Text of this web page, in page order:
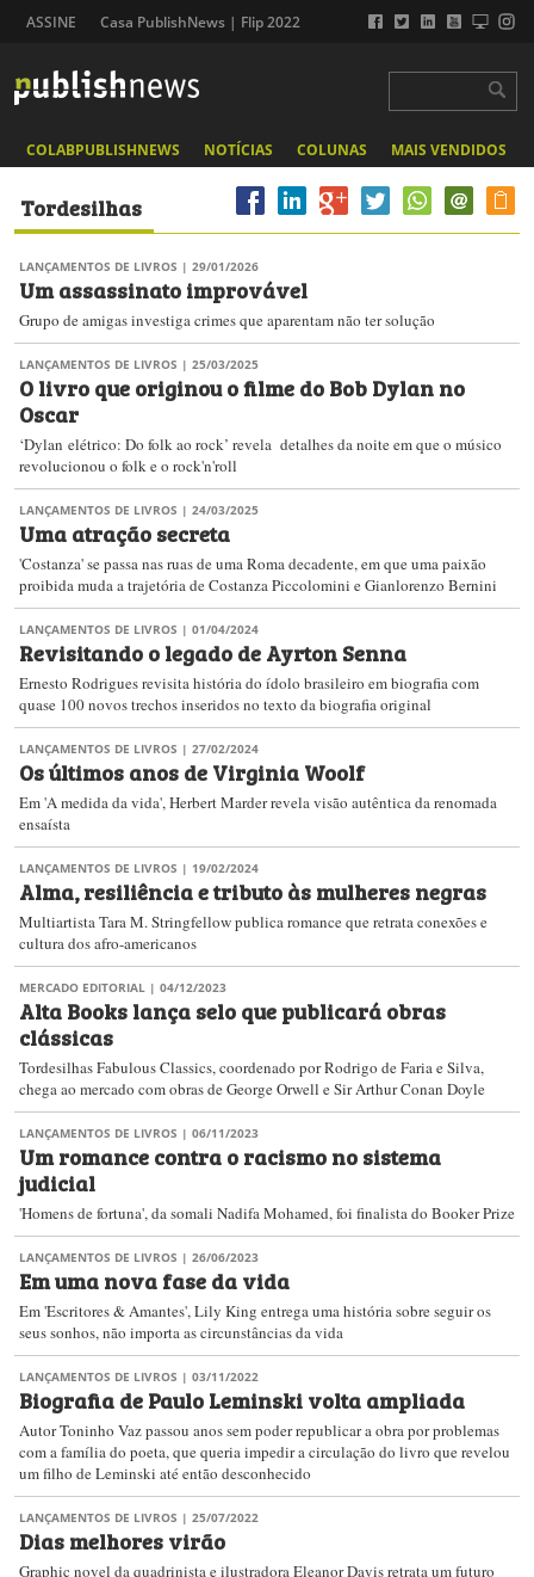
ASSINE Casa PublishNews | Flip 2022
COLABPUBLISHNEWS NOTÍCIAS COLUNAS MAIS VENDIDOS
Tordesilhas
LANÇAMENTOS DE LIVROS | 29/01/2026
Um assassinato improvável
Grupo de amigas investiga crimes que aparentam não ter solução
LANÇAMENTOS DE LIVROS | 25/03/2025
O livro que originou o filme do Bob Dylan no
Oscar
‘Dylan elétrico: Do folk ao rock’ revela detalhes da noite em que o músico
revolucionou o folk e o rock'n'roll
LANÇAMENTOS DE LIVROS | 24/03/2025
Uma atração secreta
'Costanza' se passa nas ruas de uma Roma decadente, em que uma paixão
proibida muda a trajetória de Costanza Piccolomini e Gianlorenzo Bernini
LANÇAMENTOS DE LIVROS | 01/04/2024
Revisitando o legado de Ayrton Senna
Ernesto Rodrigues revisita história do ídolo brasileiro em biografia com
quase 100 novos trechos inseridos no texto da biografia original
LANÇAMENTOS DE LIVROS | 27/02/2024
Os últimos anos de Virginia Woolf
Em 'A medida da vida', Herbert Marder revela visão autêntica da renomada
ensaísta
LANÇAMENTOS DE LIVROS | 19/02/2024
Alma, resiliência e tributo às mulheres negras
Multiartista Tara M. Stringfellow publica romance que retrata conexões e
cultura dos afro-americanos
MERCADO EDITORIAL | 04/12/2023
Alta Books lança selo que publicará obras
clássicas
Tordesilhas Fabulous Classics, coordenado por Rodrigo de Faria e Silva,
chega ao mercado com obras de George Orwell e Sir Arthur Conan Doyle
LANÇAMENTOS DE LIVROS | 06/11/2023
Um romance contra o racismo no sistema
judicial
'Homens de fortuna', da somali Nadifa Mohamed, foi finalista do Booker Prize
LANÇAMENTOS DE LIVROS | 26/06/2023
Em uma nova fase da vida
Em 'Escritores & Amantes', Lily King entrega uma história sobre seguir os
seus sonhos, não importa as circunstâncias da vida
LANÇAMENTOS DE LIVROS | 03/11/2022
Biografia de Paulo Leminski volta ampliada
Autor Toninho Vaz passou anos sem poder republicar a obra por problemas
com a família do poeta, que queria impedir a circulação do livro que revelou
um filho de Leminski até então desconhecido
LANÇAMENTOS DE LIVROS | 25/07/2022
Dias melhores virão
Graphic novel da quadrinista e ilustradora Eleanor Davis retrata um futuro